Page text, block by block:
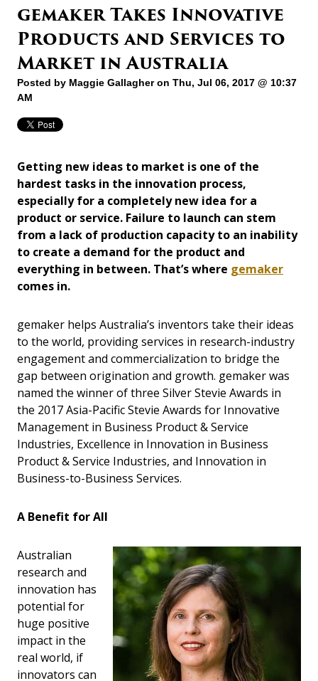
gemaker Takes Innovative
Products and Services to
Market in Australia
Posted by Maggie Gallagheron Thu, Jul 06, 2017 @ 10:37
AM
Getting new ideas to market is one of the
hardest tasks in the innovation process,
especially for a completely new idea for a
product or service. Failure to launch can stem
from a lack of production capacity to an inability
to create a demand for the product and
everything in between. That’s where gemaker
comes in.
gemaker helps Australia’s inventors take their ideas
to the world, providing services in research-industry
engagement and commercialization to bridge the
gap between origination and growth. gemaker was
named the winner of three Silver Stevie Awards in
the 2017 Asia-Pacific Stevie Awards for Innovative
Management in Business Product & Service
Industries, Excellence in Innovation in Business
Product & Service Industries, and Innovation in
Business-to-Business Services.
A Benefit for All
Australian
research and
innovation has
potential for
huge positive
impact in the
real world, if
innovators can